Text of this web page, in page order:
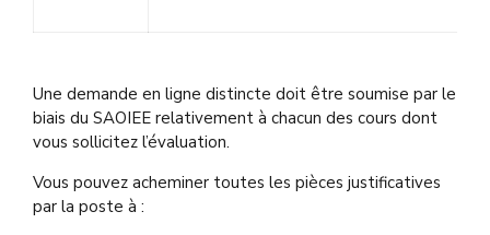
Une demande en ligne distincte doit être soumise par le
biais du SAOIEE relativement à chacun des cours dont
vous sollicitez l’évaluation.
Vous pouvez acheminer toutes les pièces justificatives
par la poste à :